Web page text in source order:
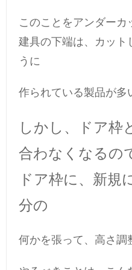
このことをアンダーカ
建具の下端は、カット
うに
作られている製品が多
しかし、ドア枠
合わなくなるの
ドア枠に、新規
分の
何かを張って、高さ調